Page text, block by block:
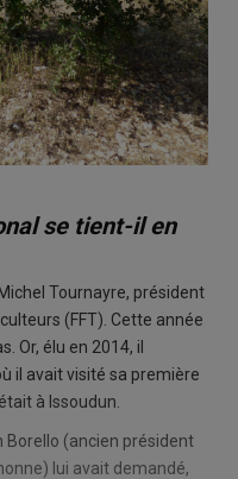
se tient-il en
Tournayre, président
(FFT). Cette année
Or, élu en 2014, il
il avait visité sa première
à Issoudun.
Borello (ancien président
lui avait demandé,